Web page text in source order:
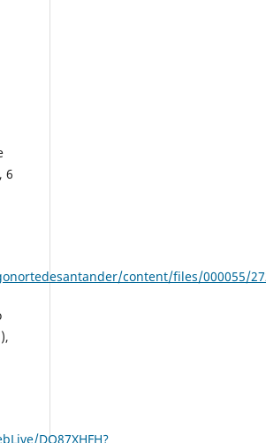
6
content/files/000055/
DO87XHFH?